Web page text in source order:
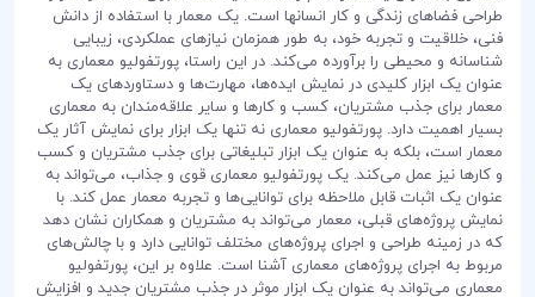
طراحی فضاهای زندگی و کار انسانها است. یک معمار با استفاده از دانش
فنی، خلاقیت و تجربه خود، به طور همزمان نیازهای عملکردی، زیبایی
شناسانه و محیطی را برآورده می‌کند. در این راستا، پورتفولیو معماری به
عنوان یک ابزار کلیدی در نمایش ایده‌ها، مهارت‌ها و دستاوردهای یک
معمار برای جذب مشتریان، کسب و کارها و سایر علاقه‌مندان به معماری
بسیار اهمیت دارد. پورتفولیو معماری نه تنها یک ابزار برای نمایش آثار یک
معمار است، بلکه به عنوان یک ابزار تبلیغاتی برای جذب مشتریان و کسب
و کارها نیز عمل می‌کند. یک پورتفولیو معماری قوی و جذاب، می‌تواند به
عنوان یک اثبات قابل ملاحظه برای توانایی‌ها و تجربه معمار عمل کند. با
نمایش پروژه‌های قبلی، معمار می‌تواند به مشتریان و همکاران نشان دهد
که در زمینه طراحی و اجرای پروژه‌های مختلف توانایی دارد و با چالش‌های
مربوط به اجرای پروژه‌های معماری آشنا است. علاوه بر این، پورتفولیو
معماری می‌تواند به عنوان یک ابزار موثر در جذب مشتریان جدید و افزایش